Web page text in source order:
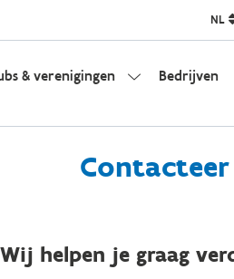
NL
& verenigingen Bedrijven
helpen je graag